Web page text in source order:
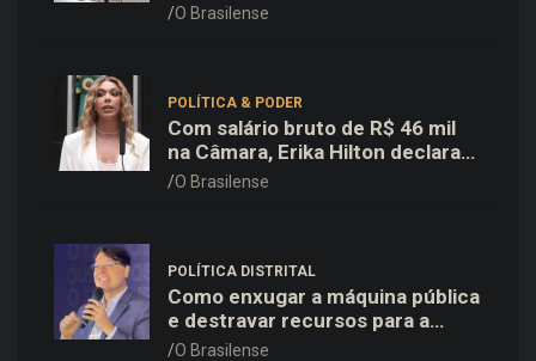
25% de desconto no delivery
O Brasilense
POLÍTICA & PODER
Com salário bruto de R$ 46 mil
na Câmara, Erika Hilton declara
patrimônio de R$ 15,9 mil ao TSE
O Brasilense
POLÍTICA DISTRITAL
Como enxugar a máquina pública
e destravar recursos para a
saúde e educação no DF
O Brasilense